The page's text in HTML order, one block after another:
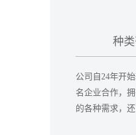
种
公司自24年开
名企业合作，
的各种需求，